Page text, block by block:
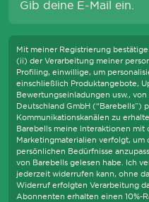
Mit meiner Registrierung
(ii) der Verarbeitung meiner
Profiling, einwillige, um
einschließlich Produktangebote,
Bewertungseinladungen usw.,
Deutschland GmbH (“Barebells”)
Kommunikationskanälen zu
Barebells meine Interaktionen mit
Marketingmaterialien verfolgt,
persönlichen Bedürfnisse
von Barebells gelesen habe. Ich
jederzeit widerrufen kann, ohne
Widerruf erfolgten Verarbeitung
Abonnenten erhalten einen 10%-
DIE WCAG-RICHTLINIEN